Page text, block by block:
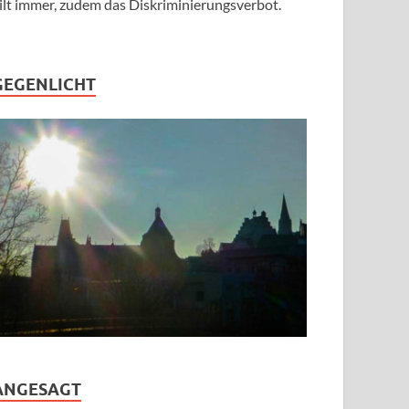
immer, zudem das Diskriminierungsverbot.